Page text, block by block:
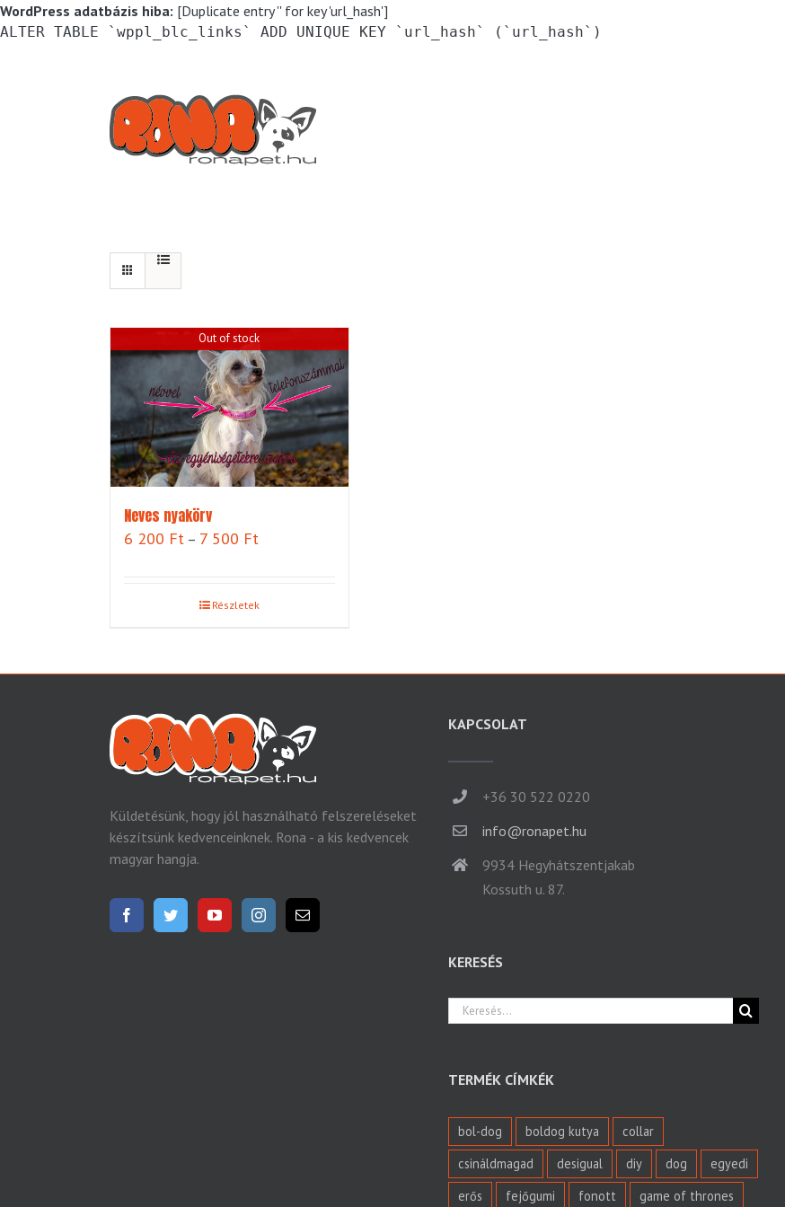
WordPress adatbázis hiba: [Duplicate entry '' for key 'url_hash']
ALTER TABLE `wppl_blc_links` ADD UNIQUE KEY `url_hash` (`url_hash`)
Out of stock
Neves nyakörv
6 200 Ft – 7 500 Ft
-
Részletek
Küldetésünk, hogy jól használható felszereléseket
készítsünk kedvenceinknek. Rona - a kis kedvencek
magyar hangja.
KAPCSOLAT
+36 30 522 0220
info@ronapet.hu
9934 Hegyhátszentjakab
Kossuth u. 87.
KERESÉS
Keresés...
TERMÉK CÍMKÉK
bol-dog boldog kutya
collar
csináldmagad
desigual diy dog
egyedi
erős
fejőgumi fonott game of thrones